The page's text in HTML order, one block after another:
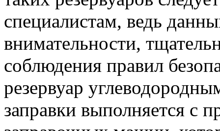
специалистам, ведь
внимательности,
соблюдения правил
резервуар
заправки выполняется с